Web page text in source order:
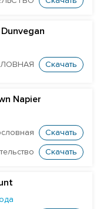
Скачать
Napier
Скачать
Скачать